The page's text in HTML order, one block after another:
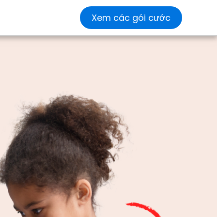
Xem các gói cước
Hoạt
động
Đào sâu về
hành vi và
thực hành
xây dựng kỹ
năng.
cứu &
Nghiên
cứu
Tìm hiểu về
khoa học
đằng sau
Mightier .